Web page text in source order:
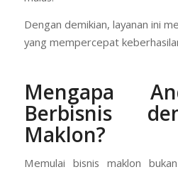
Dengan demikian, layanan ini
yang mempercepat
Mengapa
Berbisnis
Maklon?
Memulai bisnis maklon